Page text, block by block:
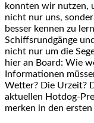
konnten wir nutzen,
nicht nur uns,
besser kennen zu
Schiffsrundgänge
nicht nur um die
hier an Board: Wie
Informationen
Wetter? Die Urzeit?
aktuellen Hotdog-
merken in den ersten